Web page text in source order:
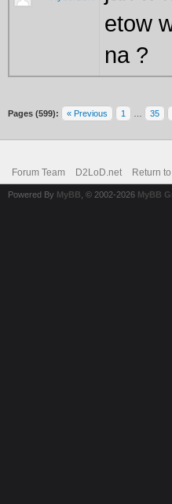
etow
na ?
Pages (599): « Previous 1 35
Forum Team D2LoD.net Return
Powered By MyBB , © 2002-2026 MyBB